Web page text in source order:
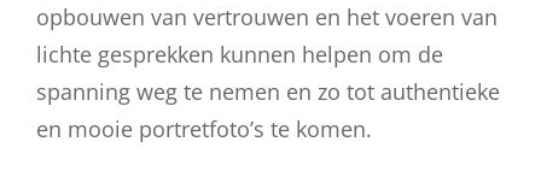
opbouwen van vertrouwen en het voeren van
lichte gesprekken kunnen helpen om de
spanning weg te nemen en zo tot authentieke
en mooie portretfoto’s te komen.